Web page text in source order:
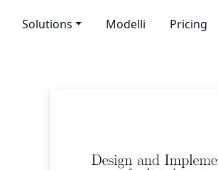
Solutions Modelli Pricing